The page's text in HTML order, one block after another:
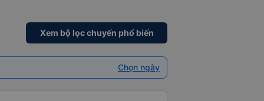
Xem bộ lọc chuyến phổ biến
Chọn ngày